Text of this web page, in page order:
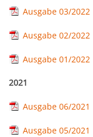
Ausgabe 03/2022
Ausgabe 02/2022
Ausgabe 01/2022
2021
Ausgabe 06/2021
Ausgabe 05/2021